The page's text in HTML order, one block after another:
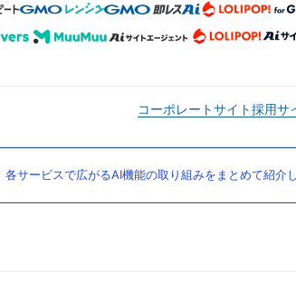
コーポレートサイト採用サ
サービスで広がるAI機能の取り組みをまとめて紹介し